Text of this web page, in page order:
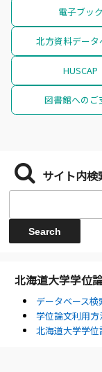
電子ブック
北方資料データ
HUSCAP
図書館へのご
サイト内検
北海道大学学位
データベース検
学位論文利用方
北海道大学学